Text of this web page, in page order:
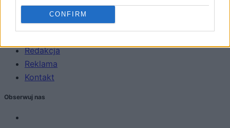
CONFIRM
Gaming
Redakcja
Reklama
Kontakt
Obserwuj nas